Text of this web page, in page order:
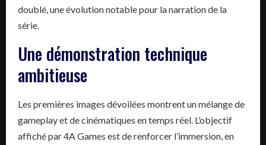
doublé, une évolution notable pour la narration de la
série.
Une démonstration technique
ambitieuse
Les premières images dévoilées montrent un mélange de
gameplay et de cinématiques en temps réel. L’objectif
affiché par 4A Games est de renforcer l’immersion, en